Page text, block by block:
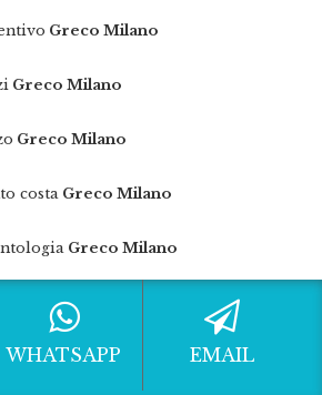
Greco Milano
Greco Milano
Greco Milano
costa Greco Milano
Greco Milano
a carico immediato Greco
dentale Greco Milano
WHATSAPP EMAIL